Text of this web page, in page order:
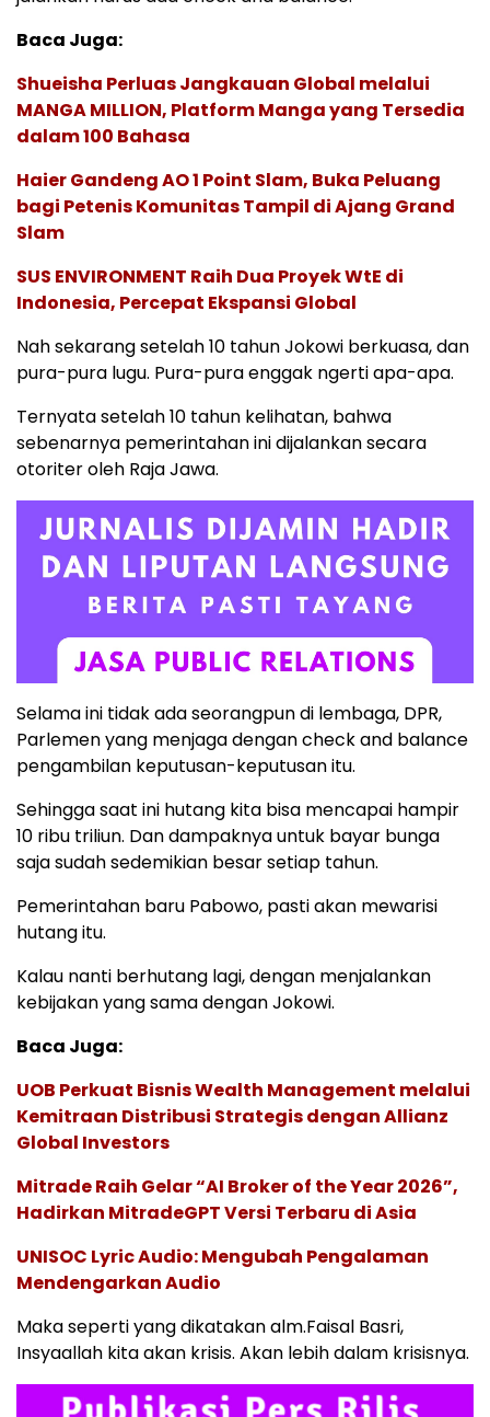
Baca Juga:
Shueisha Perluas Jangkauan Global melalui
MANGA MILLION, Platform Manga yang Tersedia
dalam 100 Bahasa
Haier Gandeng AO 1 Point Slam, Buka Peluang
bagi Petenis Komunitas Tampil di Ajang Grand
Slam
SUS ENVIRONMENT Raih Dua Proyek WtE di
Indonesia, Percepat Ekspansi Global
Nah sekarang setelah 10 tahun Jokowi berkuasa, dan
pura-pura lugu. Pura-pura enggak ngerti apa-apa.
Ternyata setelah 10 tahun kelihatan, bahwa
sebenarnya pemerintahan ini dijalankan secara
otoriter oleh Raja Jawa.
Selama ini tidak ada seorangpun di lembaga, DPR,
Parlemen yang menjaga dengan check and balance
pengambilan keputusan-keputusan itu.
Sehingga saat ini hutang kita bisa mencapai hampir
10 ribu triliun. Dan dampaknya untuk bayar bunga
saja sudah sedemikian besar setiap tahun.
Pemerintahan baru Pabowo, pasti akan mewarisi
hutang itu.
Kalau nanti berhutang lagi, dengan menjalankan
kebijakan yang sama dengan Jokowi.
Baca Juga:
UOB Perkuat Bisnis Wealth Management melalui
Kemitraan Distribusi Strategis dengan Allianz
Global Investors
Mitrade Raih Gelar “AI Broker of the Year 2026”,
Hadirkan MitradeGPT Versi Terbaru di Asia
UNISOC Lyric Audio: Mengubah Pengalaman
Mendengarkan Audio
Maka seperti yang dikatakan alm.Faisal Basri,
Insyaallah kita akan krisis. Akan lebih dalam krisisnya.